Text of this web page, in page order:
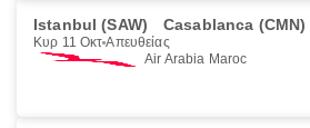
Istanbul (SAW) Casablanca (CMN)
Κυρ 11 Οκτ Απευθείας
Air Arabia Maroc